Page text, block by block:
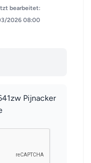
bearbeitet:
2026 08:00
Pijnacker